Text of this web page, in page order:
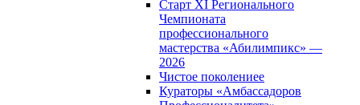
Старт XI Регионального
Чемпионата
профессионального
мастерства «Абилимпикс» —
2026
Чистое поколениее
Кураторы «Амбассадоров